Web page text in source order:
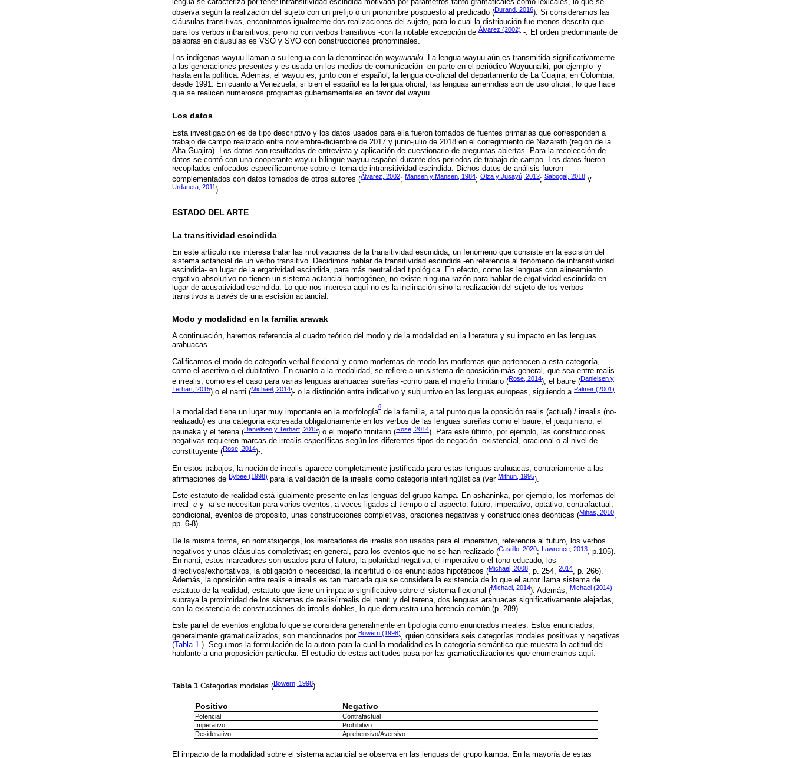
observa según la realización del sujeto con un prefijo o un pronombre pospuesto al predicado (Durand, 2016). Si consideramos las
cláusulas transitivas, encontramos igualmente dos realizaciones del sujeto, para lo cual la distribución fue menos descrita que
para los verbos intransitivos, pero no con verbos transitivos -con la notable excepción de Álvarez (2002) -. El orden predominante de
palabras en cláusulas es VSO y SVO con construcciones pronominales.
Los indígenas wayuu llaman a su lengua con la denominación wayuunaiki. La lengua wayuu aún es transmitida significativamente
a las generaciones presentes y es usada en los medios de comunicación -en parte en el periódico Wayuunaiki, por ejemplo- y
hasta en la política. Además, el wayuu es, junto con el español, la lengua co-oficial del departamento de La Guajira, en Colombia,
desde 1991. En cuanto a Venezuela, si bien el español es la lengua oficial, las lenguas amerindias son de uso oficial, lo que hace
que se realicen numerosos programas gubernamentales en favor del wayuu.
Los datos
Esta investigación es de tipo descriptivo y los datos usados para ella fueron tomados de fuentes primarias que corresponden a
trabajo de campo realizado entre noviembre-diciembre de 2017 y junio-julio de 2018 en el corregimiento de Nazareth (región de la
Alta Guajira). Los datos son resultados de entrevista y aplicación de cuestionario de preguntas abiertas. Para la recolección de
datos se contó con una cooperante wayuu bilingüe wayuu-español durante dos periodos de trabajo de campo. Los datos fueron
recopilados enfocados específicamente sobre el tema de intransitividad escindida. Dichos datos de análisis fueron
complementados con datos tomados de otros autores (Álvarez, 2002; Mansen y Mansen, 1984; Olza y Jusayú, 2012; Sabogal, 2018 y
Urdaneta, 2011).
ESTADO DEL ARTE
La transitividad escindida
En este artículo nos interesa tratar las motivaciones de la transitividad escindida, un fenómeno que consiste en la escisión del
sistema actancial de un verbo transitivo. Decidimos hablar de transitividad escindida -en referencia al fenómeno de intransitividad
escindida- en lugar de la ergatividad escindida, para más neutralidad tipológica. En efecto, como las lenguas con alineamiento
ergativo-absolutivo no tienen un sistema actancial homogéneo, no existe ninguna razón para hablar de ergatividad escindida en
lugar de acusatividad escindida. Lo que nos interesa aquí no es la inclinación sino la realización del sujeto de los verbos
transitivos a través de una escisión actancial.
Modo y modalidad en la familia arawak
A continuación, haremos referencia al cuadro teórico del modo y de la modalidad en la literatura y su impacto en las lenguas
arahuacas.
Calificamos el modo de categoría verbal flexional y como morfemas de modo los morfemas que pertenecen a esta categoría,
como el asertivo o el dubitativo. En cuanto a la modalidad, se refiere a un sistema de oposición más general, que sea entre realis
e irrealis, como es el caso para varias lenguas arahuacas sureñas -como para el mojeño trinitario (Rose, 2014), el baure (Danielsen y
Terhart, 2015) o el nanti (Michael, 2014)- o la distinción entre indicativo y subjuntivo en las lenguas europeas, siguiendo a Palmer (2001).
La modalidad tiene un lugar muy importante en la morfología
6
de la familia, a tal punto que la oposición realis (actual) / irrealis (no-
realizado) es una categoría expresada obligatoriamente en los verbos de las lenguas sureñas como el baure, el joaquiniano, el
paunaka y el terena (Danielsen y Terhart, 2015) o el mojeño trinitario (Rose, 2014). Para este último, por ejemplo, las construcciones
negativas requieren marcas de irrealis específicas según los diferentes tipos de negación -existencial, oracional o al nivel de
constituyente (Rose, 2014)-.
En estos trabajos, la noción de irrealis aparece completamente justificada para estas lenguas arahuacas, contrariamente a las
afirmaciones de Bybee (1998) para la validación de la irrealis como categoría interlingüística (ver Mithun, 1995).
Este estatuto de realidad está igualmente presente en las lenguas del grupo kampa. En ashaninka, por ejemplo, los morfemas del
irreal -e y -ia se necesitan para varios eventos, a veces ligados al tiempo o al aspecto: futuro, imperativo, optativo, contrafactual,
condicional, eventos de propósito, unas construcciones completivas, oraciones negativas y construcciones deónticas (Mihas, 2010,
pp. 6-8).
De la misma forma, en nomatsigenga, los marcadores de irrealis son usados para el imperativo, referencia al futuro, los verbos
negativos y unas cláusulas completivas; en general, para los eventos que no se han realizado (Castillo, 2020; Lawrence, 2013, p.105).
En nanti, estos marcadores son usados para el futuro, la polaridad negativa, el imperativo o el tono educado, los
directivos/exhortativos, la obligación o necesidad, la incertitud o los enunciados hipotéticos (Michael, 2008, p. 254, 2014, p. 266).
Además, la oposición entre realis e irrealis es tan marcada que se considera la existencia de lo que el autor llama sistema de
estatuto de la realidad, estatuto que tiene un impacto significativo sobre el sistema flexional (Michael, 2014). Además, Michael (2014)
subraya la proximidad de los sistemas de realis/irrealis del nanti y del terena, dos lenguas arahuacas significativamente alejadas,
con la existencia de construcciones de irrealis dobles, lo que demuestra una herencia común (p. 289).
Este panel de eventos engloba lo que se considera generalmente en tipología como enunciados irreales. Estos enunciados,
generalmente gramaticalizados, son mencionados por Bowern (1998), quien considera seis categorías modales positivas y negativas
(Tabla 1.). Seguimos la formulación de la autora para la cual la modalidad es la categoría semántica que muestra la actitud del
hablante a una proposición particular. El estudio de estas actitudes pasa por las gramaticalizaciones que enumeramos aquí:
Tabla 1 Categorías modales (Bowern, 1998)
Positivo Negativo
Potencial
Contrafactual
Imperativo
Prohibitivo
Desiderativo
Aprehensivo/Aversivo
El impacto de la modalidad sobre el sistema actancial se observa en las lenguas del grupo kampa. En la mayoría de estas